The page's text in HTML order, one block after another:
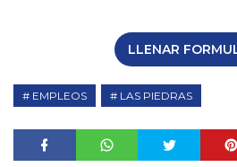
LLENAR
EMPLEOS LAS PIEDRAS